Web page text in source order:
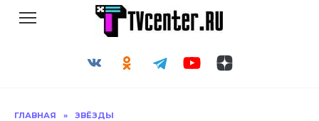
ГЛАВНАЯ » ЗВЁЗДЫ